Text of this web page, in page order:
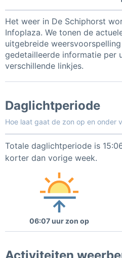
Het weer in De Schiphorst
Infoplaza. We tonen de
uitgebreide
gedetailleerde informatie per
verschillende linkjes.
Daglichtperiode
Hoe laat gaat de zon op en onder
Totale daglichtperiode is
korter dan vorige week.
06:07 uur zon op